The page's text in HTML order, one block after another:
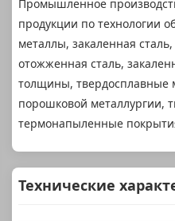
Промышленное
продукции по технологии
металлы, закаленная
отожженная сталь,
толщины, твердосплавные
порошковой металлургии,
термонапыленные
Технические